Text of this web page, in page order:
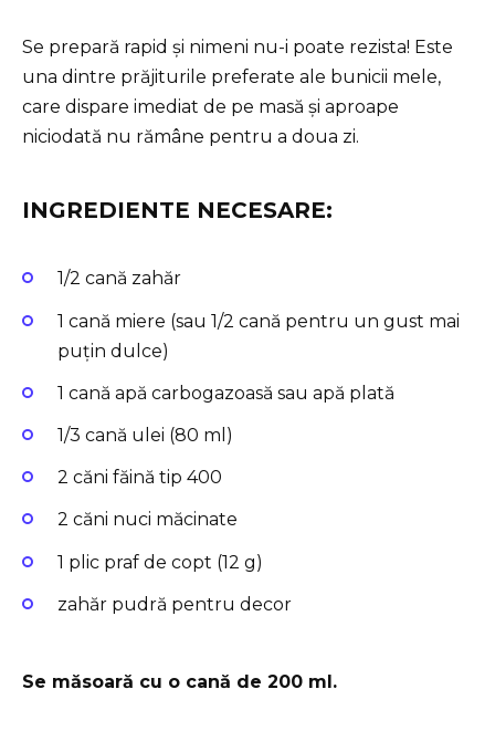
Se prepară rapid și nimeni nu-i poate rezista! Este
una dintre prăjiturile preferate ale bunicii mele,
care dispare imediat de pe masă și aproape
niciodată nu rămâne pentru a doua zi.
INGREDIENTE NECESARE:
1/2 cană zahăr
1 cană miere (sau 1/2 cană pentru un gust mai
puțin dulce)
1 cană apă carbogazoasă sau apă plată
1/3 cană ulei (80 ml)
2 căni făină tip 400
2 căni nuci măcinate
1 plic praf de copt (12 g)
zahăr pudră pentru decor
Se măsoară cu o cană de 200 ml.